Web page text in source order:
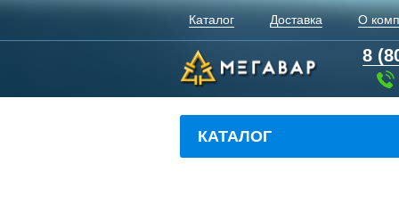
Каталог Доставка О
8
КАТАЛОГ